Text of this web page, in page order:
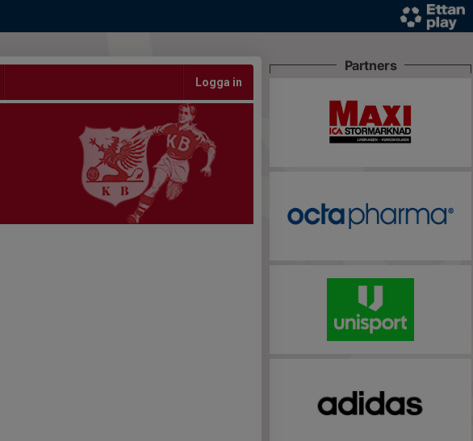
Logga in
Partners